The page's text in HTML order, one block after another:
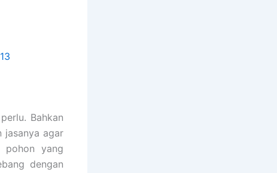
Bahkan
jasanya agar
pohon yang
dengan